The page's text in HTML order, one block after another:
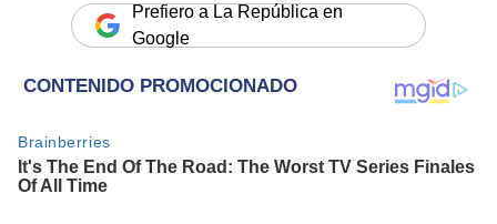
Prefiero a La República en
Google